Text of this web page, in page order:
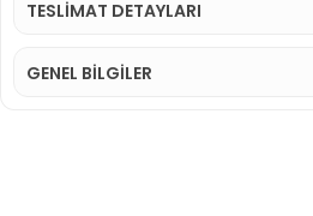
TESLİMAT DETAYLARI
GENEL BİLGİLER